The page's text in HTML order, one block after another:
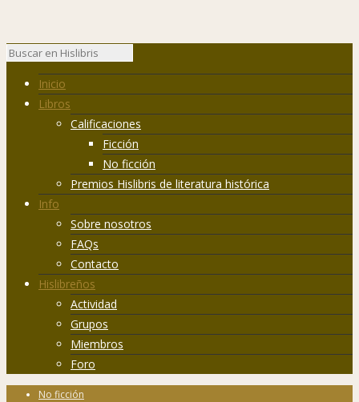
Inicio
Libros
Calificaciones
Ficción
No ficción
Premios Hislibris de literatura histórica
Info
Sobre nosotros
FAQs
Contacto
Hislibreños
Actividad
Grupos
Miembros
Foro
No ficción